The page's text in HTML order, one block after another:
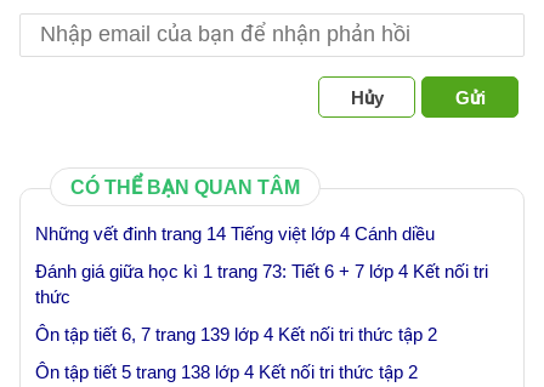
Hủy Gửi
CÓ THỂ BẠN QUAN TÂM
Những vết đinh trang 14 Tiếng việt lớp 4 Cánh diều
Đánh giá giữa học kì 1 trang 73: Tiết 6 + 7 lớp 4 Kết nối tri
thức
Ôn tập tiết 6, 7 trang 139 lớp 4 Kết nối tri thức tập 2
Ôn tập tiết 5 trang 138 lớp 4 Kết nối tri thức tập 2